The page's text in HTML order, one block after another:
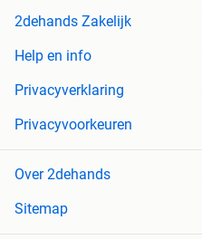
2dehands Zakelijk
Help en info
Privacyverklaring
Privacyvoorkeuren
Over 2dehands
Sitemap